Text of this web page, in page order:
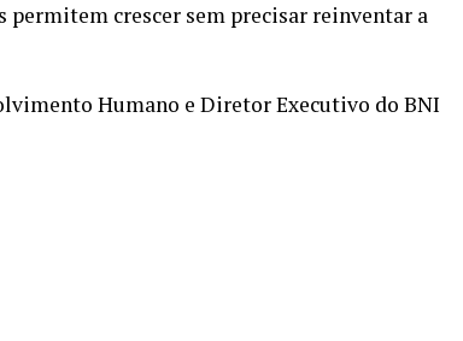
permitem crescer sem precisar reinventar a
Humano e Diretor Executivo do BNI